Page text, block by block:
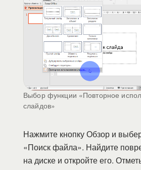
Выбор функции «Повторное
слайдов»
Нажмите кнопку Обзор и
«Поиск файла». Найдите
на диске и откройте его.